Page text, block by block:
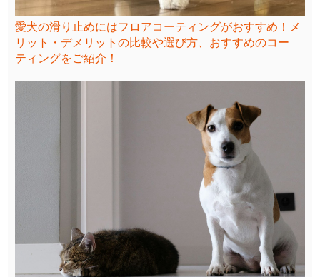
愛犬の滑り止めにはフロアコーティングがおすすめ！メ
リット・デメリットの比較や選び方、おすすめのコー
ティングをご紹介！